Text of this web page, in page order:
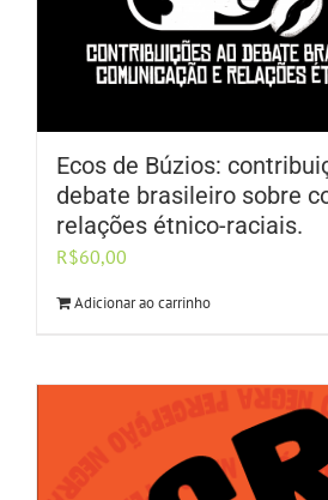
Ecos de Búzios:
debate brasileiro sobre
relações étnico-raciais.
R$60,00
Adicionar ao carrinho